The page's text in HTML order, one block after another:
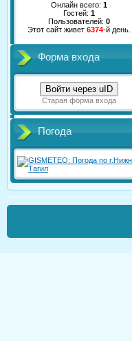
Онлайн всего: 1
Гостей: 1
Пользователей: 0
Этот сайт живет 6374-й день.
Форма входа
Войти через uID
Старая форма входа
Погода